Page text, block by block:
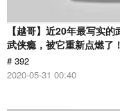
【越哥】近20年最写实
武侠瘾，被它重新点燃了
# 392
2020-05-31 00:40